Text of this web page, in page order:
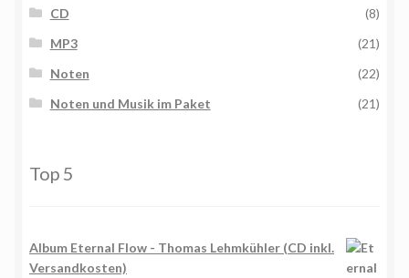
CD
(8)
MP3
(21)
Noten
(22)
Noten und Musik im Paket
(21)
Top 5
Album Eternal Flow - Thomas Lehmkühler (CD inkl.
Versandkosten)